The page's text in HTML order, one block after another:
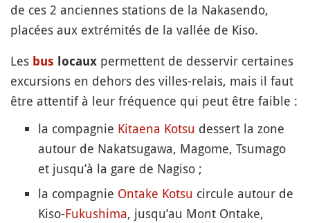
de ces 2 anciennes stations de la Nakasendo,
placées aux extrémités de la vallée de Kiso.
Les bus locaux permettent de desservir certaines
excursions en dehors des villes-relais, mais il faut
être attentif à leur fréquence qui peut être faible :
la compagnie Kitaena Kotsu dessert la zone
autour de Nakatsugawa, Magome, Tsumago
et jusqu’à la gare de Nagiso ;
la compagnie Ontake Kotsu circule autour de
Kiso-Fukushima, jusqu’au Mont Ontake,